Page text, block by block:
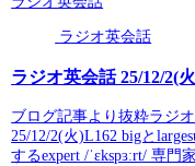
ラジオ英会話
ラジオ英会話 25/12/2(
ブログ記事より抜粋ラジ
25/12/2(火)L162 bigと
するexpert /ˈɛkspɜːrt/ 専門